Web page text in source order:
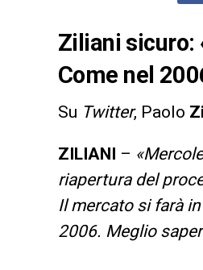
Ziliani sicuro:
Come nel
Su Twitter, Paolo
ZILIANI –
riapertura del
Il mercato si farà
2006. Meglio